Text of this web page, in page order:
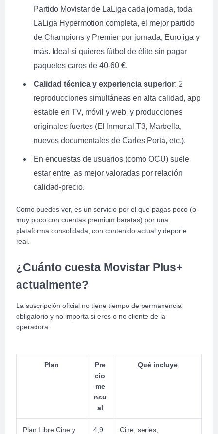
Partido Movistar de LaLiga cada jornada, toda
LaLiga Hypermotion completa, el mejor partido
de Champions y Premier por jornada, Euroliga y
más. Ideal si quieres fútbol de élite sin pagar
paquetes caros de 40-60 €.
Calidad técnica y experiencia superior: 2
reproducciones simultáneas en alta calidad, app
estable en TV, móvil y web, y producciones
originales fuertes (El Inmortal T3, Marbella,
nuevos documentales de Carles Porta, etc.).
En encuestas de usuarios (como OCU) suele
estar entre las mejor valoradas por relación
calidad-precio.
Como puedes ver, es un servicio por el que pagas poco (o
muy poco con cuentas premium baratas) por una
plataforma consolidada, con contenido actual y deporte
real.
¿Cuánto cuesta Movistar Plus+
actualmente?
La suscripción oficial no tiene tiempo de permanencia
obligatorio y no importa si eres o no cliente de la
operadora.
Plan
Pre
cio
me
nsu
al
Qué incluye
Plan Libre Cine y
4,9
Cine, series,